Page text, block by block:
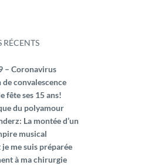
RÉCENTS
– Coronavirus
de convalescence
fête ses 15 ans!
du polyamour
La montée d’un
musical
me suis préparée
à ma chirurgie